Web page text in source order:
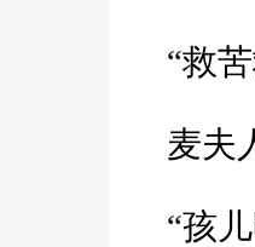
“救
麦夫
“孩儿